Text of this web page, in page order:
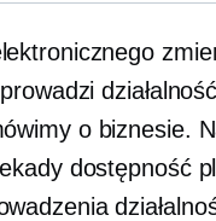
o biznesie.
dostępność